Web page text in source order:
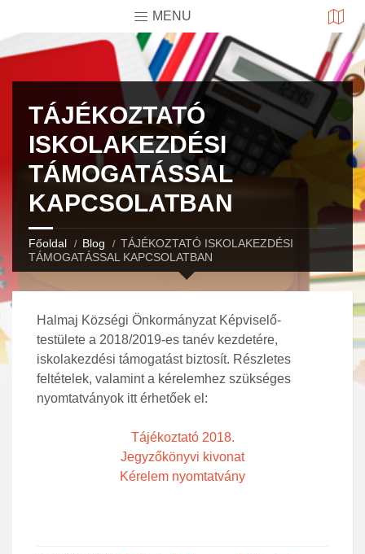
MENU
TÁJÉKOZTATÓ
ISKOLAKEZDÉSI
TÁMOGATÁSSAL
KAPCSOLATBAN
Főoldal Blog
TÁJÉKOZTATÓ ISKOLAKEZDÉSI
TÁMOGATÁSSAL KAPCSOLATBAN
Halmaj Községi Önkormányzat Képviselő-
testülete a 2018/2019-es tanév kezdetére,
iskolakezdési támogatást biztosít. Részletes
feltételek, valamint a kérelemhez szükséges
nyomtatványok itt érhetőek el:
Tájékoztató 2018.
Jegyzőkönyvi kivonat
Kérelem nyomtatvány